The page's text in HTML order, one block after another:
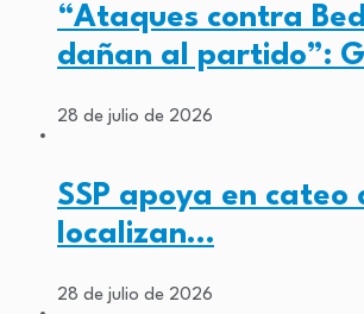
“Ataques contra
dañan al partido”:
28 de julio de 2026
SSP apoya en cateo
localizan…
28 de julio de 2026